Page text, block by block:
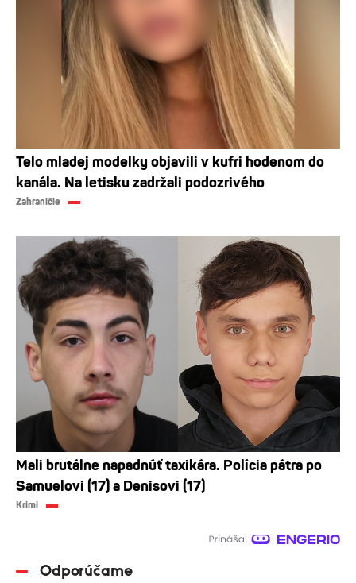
Telo mladej modelky objavili v kufri hodenom do
kanála. Na letisku zadržali podozrivého
Zahraničie
Mali brutálne napadnúť taxikára. Polícia pátra po
Samuelovi (17) a Denisovi (17)
Krimi
Odporúčame